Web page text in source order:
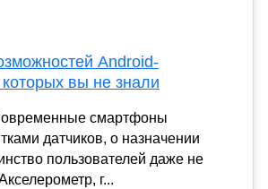
Android-
вы не знали
смартфоны
датчиков, о назначении
пользователей даже не
г...